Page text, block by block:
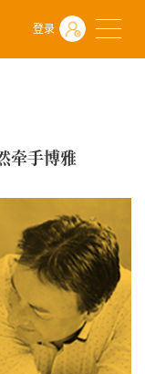
登录
存储客户见证
牵手博雅